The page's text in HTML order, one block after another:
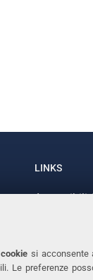
si acconsente
Le preferenze
LINKS
Cookies